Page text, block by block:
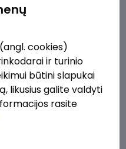
Manager (fixed
cookies)
ir turinio
būtini slapukai
likusius galite valdyti
rasite